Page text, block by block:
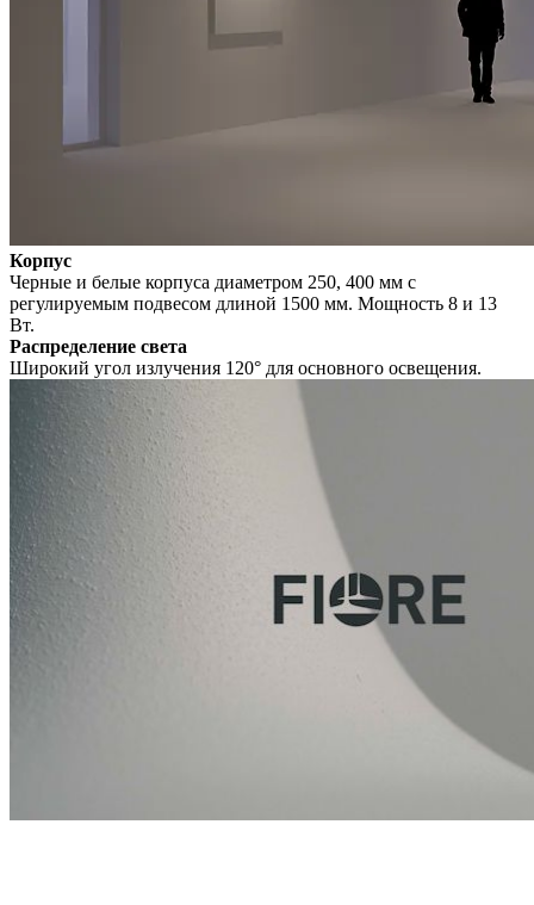
Корпус
Черные и белые корпуса диаметром 250, 400 мм с
регулируемым подвесом длиной 1500 мм. Мощность 8 и 13
Вт.
Распределение света
Широкий угол излучения 120° для основного освещения.